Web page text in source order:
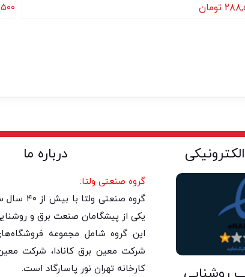
تومان
درباره ما
گروه صنعتی ولتا:
گروه صنعتی
یکی از پیشگامان صنعت برق و
این گروه شامل مجموعه فروشگاه‌های
شرکت معین برق کانادا، شرکت
کارخانه تهران نور پاسارگاد است.